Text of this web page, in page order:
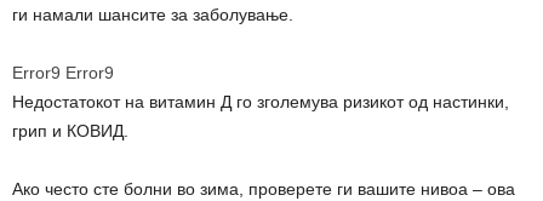
ги намали шансите за заболување.
Error9 Error9
Недостатокот на витамин Д го зголемува ризикот од настинки,
грип и КОВИД.
Ако често сте болни во зима, проверете ги вашите нивоа – ова